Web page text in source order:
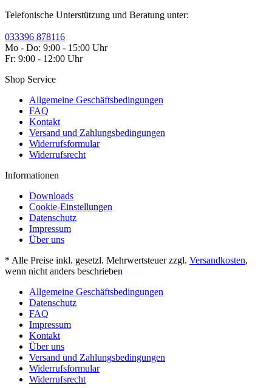
Telefonische Unterstützung und Beratung unter:
033396 878116
Mo - Do: 9:00 - 15:00 Uhr
Fr: 9:00 - 12:00 Uhr
Shop Service
Allgemeine Geschäftsbedingungen
FAQ
Kontakt
Versand und Zahlungsbedingungen
Widerrufsformular
Widerrufsrecht
Informationen
Downloads
Cookie-Einstellungen
Datenschutz
Impressum
Über uns
* Alle Preise inkl. gesetzl. Mehrwertsteuer zzgl. Versandkosten,
wenn nicht anders beschrieben
Allgemeine Geschäftsbedingungen
Datenschutz
FAQ
Impressum
Kontakt
Über uns
Versand und Zahlungsbedingungen
Widerrufsformular
Widerrufsrecht